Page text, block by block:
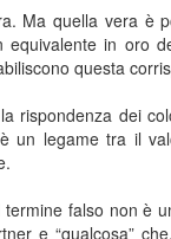
Ma quella vera è
equivalente in oro
questa
rispondenza dei
un legame tra il
termine falso non è
e “qualcosa”